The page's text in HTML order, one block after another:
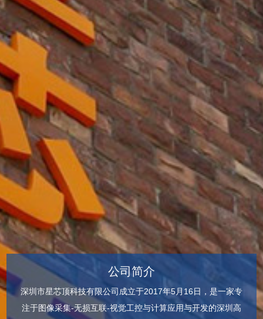
公司简介
深圳市星芯顶科技有限公司成立于2017年5月16日，是一家专
注于图像采集-无损互联-视觉工控与计算应用与开发的深圳高